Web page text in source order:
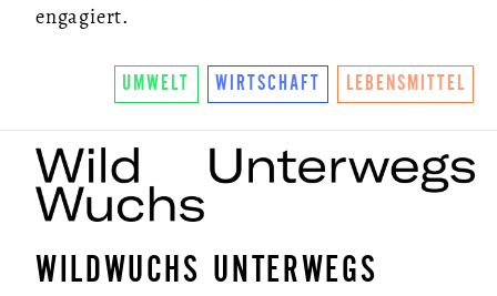
engagiert.
UMWELT WIRTSCHAFT LEBENSMITTEL
WILDWUCHS UNTERWEGS